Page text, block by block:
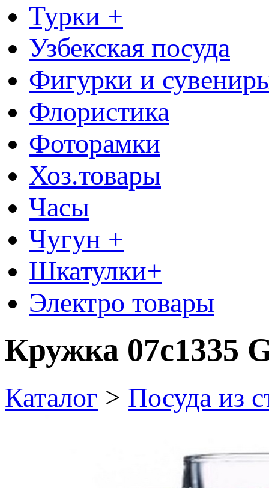
Турки +
Узбекская посуда
Фигурки и
Флористика
Фоторамки
Хоз.товары
Часы
Чугун +
Шкатулки+
Электро товары
Кружка 07с1335
Каталог > Посуда из